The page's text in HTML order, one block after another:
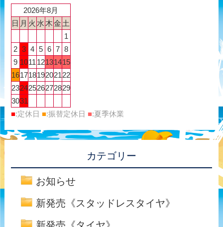
2026年8月
日 月 火 水木金土
1
2 3 4 5 6 7 8
9 101112131415
16171819202122
23242526272829
3031
■:定休日 ■:振替定休日 ■:夏季休業
カテゴリー
お知らせ
新発売《スタッドレスタイヤ》